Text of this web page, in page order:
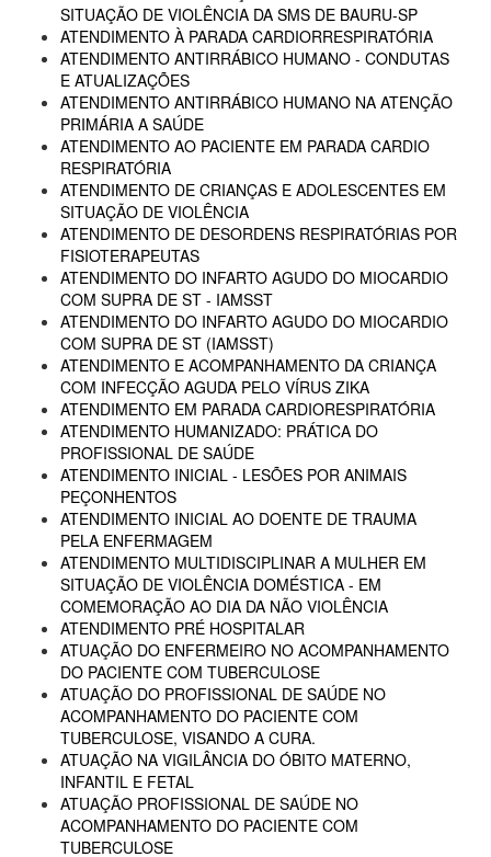
SITUAÇÃO DE VIOLÊNCIA DA SMS DE BAURU-SP
ATENDIMENTO À PARADA CARDIORRESPIRATÓRIA
ATENDIMENTO ANTIRRÁBICO HUMANO - CONDUTAS
E ATUALIZAÇÕES
ATENDIMENTO ANTIRRÁBICO HUMANO NA ATENÇÃO
PRIMÁRIA A SAÚDE
ATENDIMENTO AO PACIENTE EM PARADA CARDIO
RESPIRATÓRIA
ATENDIMENTO DE CRIANÇAS E ADOLESCENTES EM
SITUAÇÃO DE VIOLÊNCIA
ATENDIMENTO DE DESORDENS RESPIRATÓRIAS POR
FISIOTERAPEUTAS
ATENDIMENTO DO INFARTO AGUDO DO MIOCARDIO
COM SUPRA DE ST - IAMSST
ATENDIMENTO DO INFARTO AGUDO DO MIOCARDIO
COM SUPRA DE ST (IAMSST)
ATENDIMENTO E ACOMPANHAMENTO DA CRIANÇA
COM INFECÇÃO AGUDA PELO VÍRUS ZIKA
ATENDIMENTO EM PARADA CARDIORESPIRATÓRIA
ATENDIMENTO HUMANIZADO: PRÁTICA DO
PROFISSIONAL DE SAÚDE
ATENDIMENTO INICIAL - LESÕES POR ANIMAIS
PEÇONHENTOS
ATENDIMENTO INICIAL AO DOENTE DE TRAUMA
PELA ENFERMAGEM
ATENDIMENTO MULTIDISCIPLINAR A MULHER EM
SITUAÇÃO DE VIOLÊNCIA DOMÉSTICA - EM
COMEMORAÇÃO AO DIA DA NÃO VIOLÊNCIA
ATENDIMENTO PRÉ HOSPITALAR
ATUAÇÃO DO ENFERMEIRO NO ACOMPANHAMENTO
DO PACIENTE COM TUBERCULOSE
ATUAÇÃO DO PROFISSIONAL DE SAÚDE NO
ACOMPANHAMENTO DO PACIENTE COM
TUBERCULOSE, VISANDO A CURA.
ATUAÇÃO NA VIGILÂNCIA DO ÓBITO MATERNO,
INFANTIL E FETAL
ATUAÇÃO PROFISSIONAL DE SAÚDE NO
ACOMPANHAMENTO DO PACIENTE COM
TUBERCULOSE